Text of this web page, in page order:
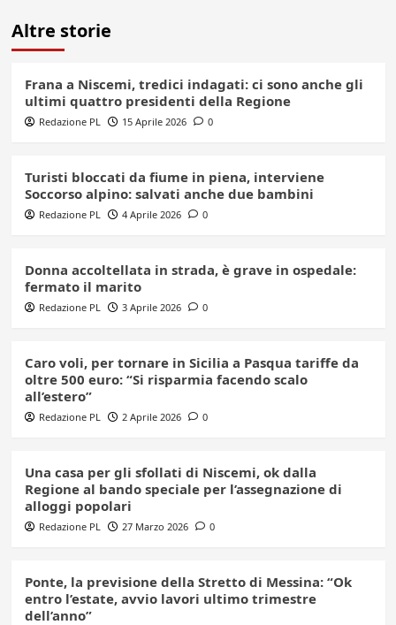
Altre storie
Frana a Niscemi, tredici indagati: ci sono anche gli
ultimi quattro presidenti della Regione
Redazione PL 15 Aprile 2026 0
Turisti bloccati da fiume in piena, interviene
Soccorso alpino: salvati anche due bambini
Redazione PL 4 Aprile 2026 0
Donna accoltellata in strada, è grave in ospedale:
fermato il marito
Redazione PL 3 Aprile 2026 0
Caro voli, per tornare in Sicilia a Pasqua tariffe da
oltre 500 euro: “Si risparmia facendo scalo
all’estero”
Redazione PL 2 Aprile 2026 0
Una casa per gli sfollati di Niscemi, ok dalla
Regione al bando speciale per l’assegnazione di
alloggi popolari
Redazione PL 27 Marzo 2026 0
Ponte, la previsione della Stretto di Messina: “Ok
entro l’estate, avvio lavori ultimo trimestre
dell’anno”